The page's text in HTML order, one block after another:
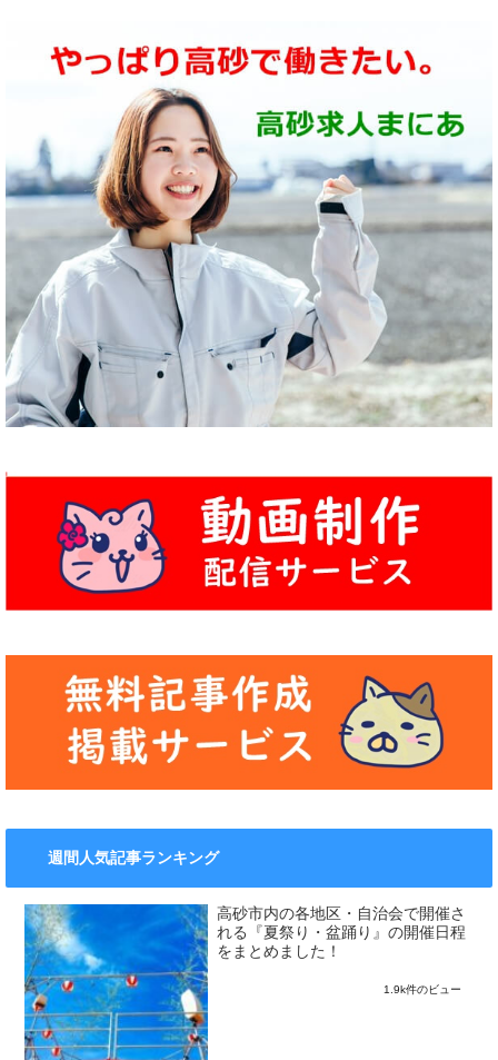
週間人気記事ランキング
高砂市内の各地区・自治会で開催さ
れる『夏祭り・盆踊り』の開催日程
をまとめました！
1.9k件のビュー